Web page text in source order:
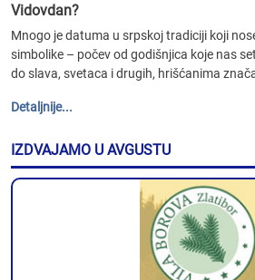
Vidovdan?
Mnogo je datuma u srpskoj tradiciji koji
simbolike – počev od godišnjica koje nas
do slava, svetaca i drugih, hrišćanima
Detaljnije...
IZDVAJAMO U AVGUSTU